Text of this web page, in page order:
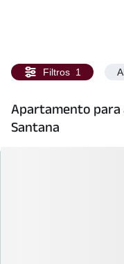
Filtros 1
Apartamento para
Santana